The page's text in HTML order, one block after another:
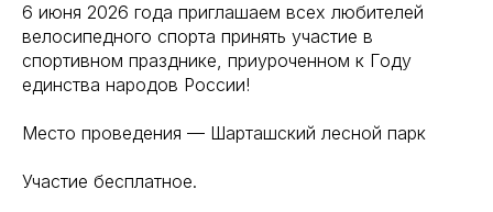
6 июня 2026 года приглашаем всех любителей
велосипедного спорта принять участие в
спортивном празднике, приуроченном к Году
единства народов России!
Место проведения — Шарташский лесной парк
Участие бесплатное.